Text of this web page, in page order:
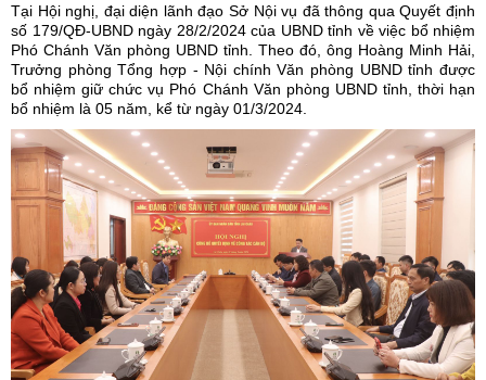
Tại Hội nghị, đại diện lãnh đạo Sở Nội vụ đã thông qua Quyết định
số 179/QĐ-UBND ngày 28/2/2024 của UBND tỉnh về việc bổ nhiệm
Phó Chánh Văn phòng UBND tỉnh. Theo đó, ông Hoàng Minh Hải,
Trưởng phòng Tổng hợp - Nội chính Văn phòng UBND tỉnh được
bổ nhiệm giữ chức vụ Phó Chánh Văn phòng UBND tỉnh, thời hạn
bổ nhiệm là 05 năm, kể từ ngày 01/3/2024.